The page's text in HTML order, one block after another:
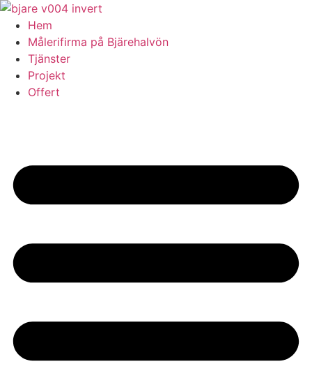
Skip
content
Hem
Målerifirma på Bjärehalvön
Tjänster
Projekt
Offert